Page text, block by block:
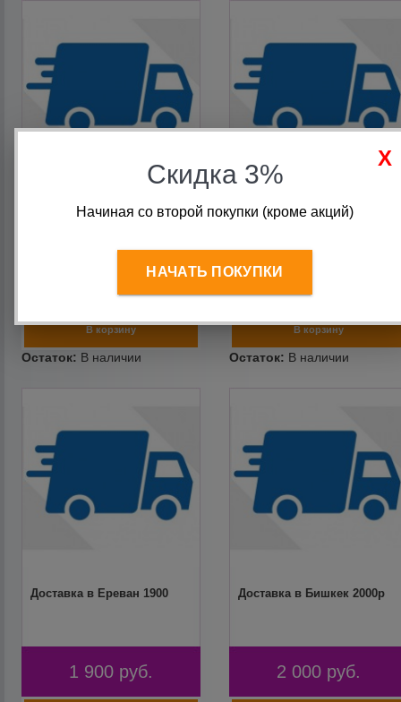
Доставка в Бишкек 1300р Доставка в Бишкек 1600р
Доставка в Ереван 1900
1 900 руб.
Доставка в Бишкек 2000р
2 000 руб.
Скидка 3%
Начиная со второй покупки (кроме акций)
НАЧАТЬ ПОКУПКИ